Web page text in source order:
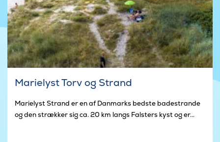
Marielyst Torv og Strand
Marielyst Strand er en af Danmarks bedste badestrande
og den strækker sig ca. 20 km langs Falsters kyst og er...